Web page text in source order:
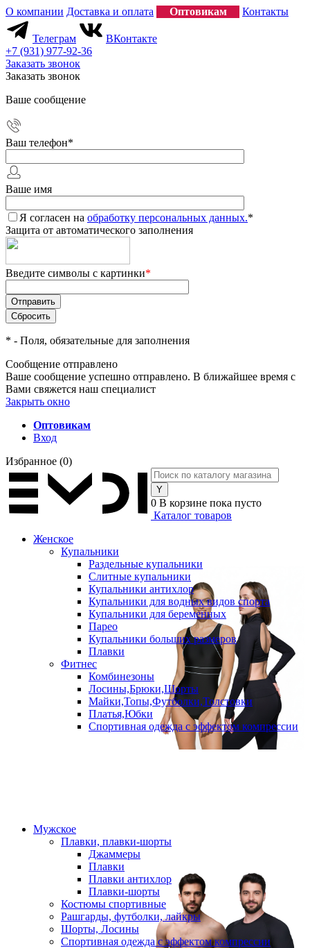
О компании Доставка и оплата Оптовикам Контакты
Телеграм
ВКонтакте
+7 (931) 977-92-36
Заказать звонок
Заказать звонок
Ваше сообщение
Ваш телефон*
Ваше имя
Я согласен на обработку персональных данных.*
Защита от автоматического заполнения
Введите символы с картинки*
* - Поля, обязательные для заполнения
Сообщение отправлено
Ваше сообщение успешно отправлено. В ближайшее время с
Вами свяжется наш специалист
Закрыть окно
Оптовикам
Вход
Избранное (0)
0 В корзине пока пусто
Каталог товаров
Женское
Купальники
Раздельные купальники
Слитные купальники
Купальники антихлор
Купальники для водных видов спорта
Купальники для беременных
Парео
Купальники больших размеров
Плавки
Фитнес
Комбинезоны
Лосины,Брюки,Шорты
Майки,Топы,Футболки,Толстовки
Платья,Юбки
Спортивная одежда с эффектом компрессии
Мужское
Плавки, плавки-шорты
Джаммеры
Плавки
Плавки антихлор
Плавки-шорты
Костюмы спортивные
Рашгарды, футболки, лайкры
Шорты, Лосины
Спортивная одежда с эффектом компрессии